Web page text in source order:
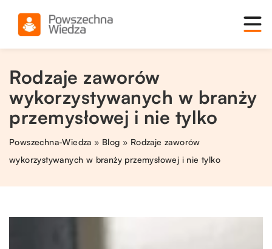
Rodzaje zaworów
wykorzystywanych w branży
przemysłowej i nie tylko
Powszechna-Wiedza » Blog » Rodzaje zaworów
wykorzystywanych w branży przemysłowej i nie tylko